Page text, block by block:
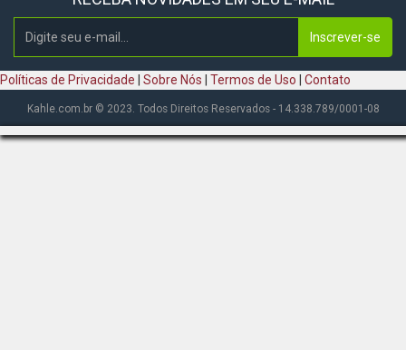
Inscrever-se
Políticas de Privacidade Sobre Nós Termos de Uso Contato
Kahle.com.br © 2023. Todos Direitos Reservados - 14.338.789/0001-08